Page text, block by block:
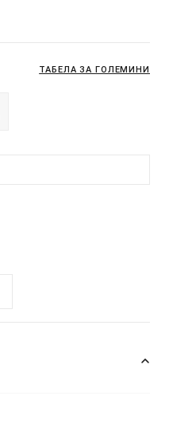
ТАБЕЛА ЗА ГОЛЕМИНИ